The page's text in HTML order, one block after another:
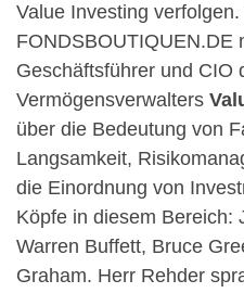
Value Investing
FONDSBOUTIQUEN.DE
Geschäftsführer und CIO
Vermögensverwalters
über die Bedeutung von
Langsamkeit,
die Einordnung von
Köpfe in diesem Bereich:
Warren Buffett, Bruce
Graham. Herr Rehder